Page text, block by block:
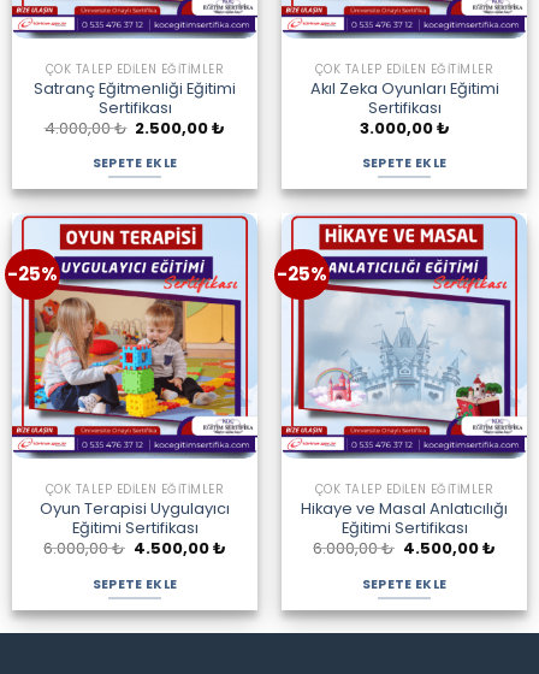
ÇOK TALEP EDILEN EĞITIMLER
Satranç Eğitmenliği Eğitimi
Sertifikası
4.000,00₺ Orijinal
fiyat:
4.000,00 ₺.
2.500,00₺
SEPETE EKLE
ÇOK TALEP EDILEN EĞITIMLER
Akıl Zeka Oyunları Eğitimi
Sertifikası
3.000,00₺
SEPETE EKLE
-25%
ÇOK TALEP EDILEN EĞITIMLER
Oyun Terapisi Uygulayıcı
Eğitimi Sertifikası
6.000,00₺ Orijinal
6.000,00 ₺.
4.500,00₺Şu
SEPETE EKLE
-25%
ÇOK TALEP EDILEN EĞITIMLER
Hikaye ve Masal Anlatıcılığı
Eğitimi Sertifikası
6.000,00₺ Orijinal
6.000,00 ₺.
4.500,00₺Şu
SEPETE EKLE